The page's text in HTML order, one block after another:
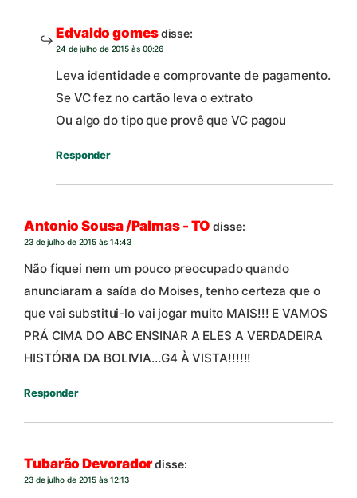
Edvaldo gomesdisse:
24 de julho de 2015 às 00:26
Leva identidade e comprovante de pagamento.
Se VC fez no cartão leva o extrato
Ou algo do tipo que provê que VC pagou
Responder
Antonio Sousa /Palmas - TO disse:
23 de julho de 2015 às 14:43
Não fiquei nem um pouco preocupado quando
anunciaram a saída do Moises, tenho certeza que o
que vai substitui-lo vai jogar muito MAIS!!! E VAMOS
PRÁ CIMA DO ABC ENSINAR A ELES A VERDADEIRA
HISTÓRIA DA BOLIVIA…G4 À VISTA!!!!!!
Responder
Tubarão Devoradordisse:
23 de julho de 2015 às 12:13